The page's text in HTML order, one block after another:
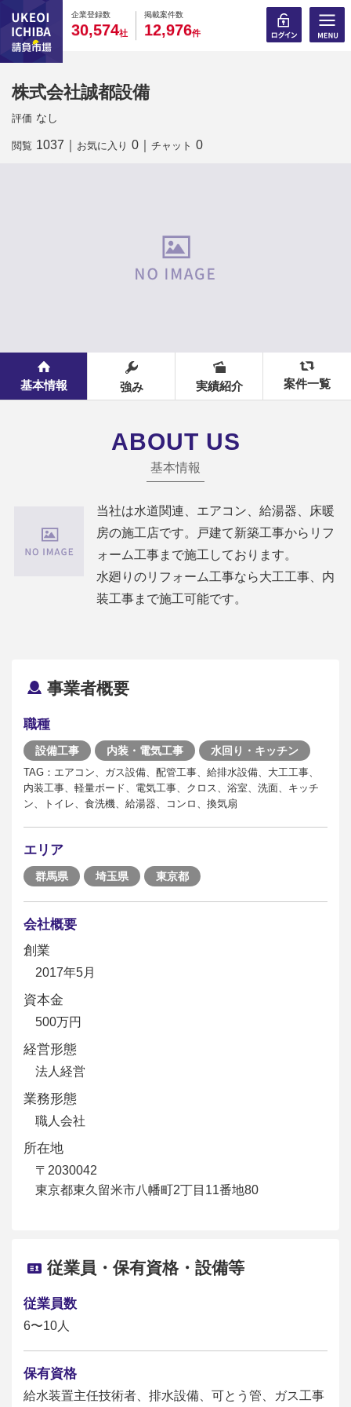
企業登録数
0
3
0
0,
0
5
0
74社
掲載案件数
0
1
0
2,
0
9
0
76件
株式会社誠都設備
評価 なし
閲覧 1037 お気に入り 0 チャット 0
基本情報 強み 実績紹介 案件一覧
ABOUT US
基本情報
当社は水道関連、エアコン、給湯器、床暖
房の施工店です。戸建て新築工事からリフ
ォーム工事まで施工しております。
水廻りのリフォーム工事なら大工工事、内
装工事まで施工可能です。
事業者概要
職種
設備工事 内装・電気工事 水回り・キッチン
TAG：エアコン、ガス設備、配管工事、給排水設備、大工工事、
内装工事、軽量ボード、電気工事、クロス、浴室、洗面、キッチ
ン、トイレ、食洗機、給湯器、コンロ、換気扇
エリア
群馬県 埼玉県 東京都
会社概要
創業
2017年5月
資本金
500万円
経営形態
法人経営
業務形態
職人会社
所在地
〒2030042
東京都東久留米市八幡町2丁目11番地80
従業員・保有資格・設備等
従業員数
6〜10人
保有資格
給水装置主任技術者、排水設備、可とう管、ガス工事